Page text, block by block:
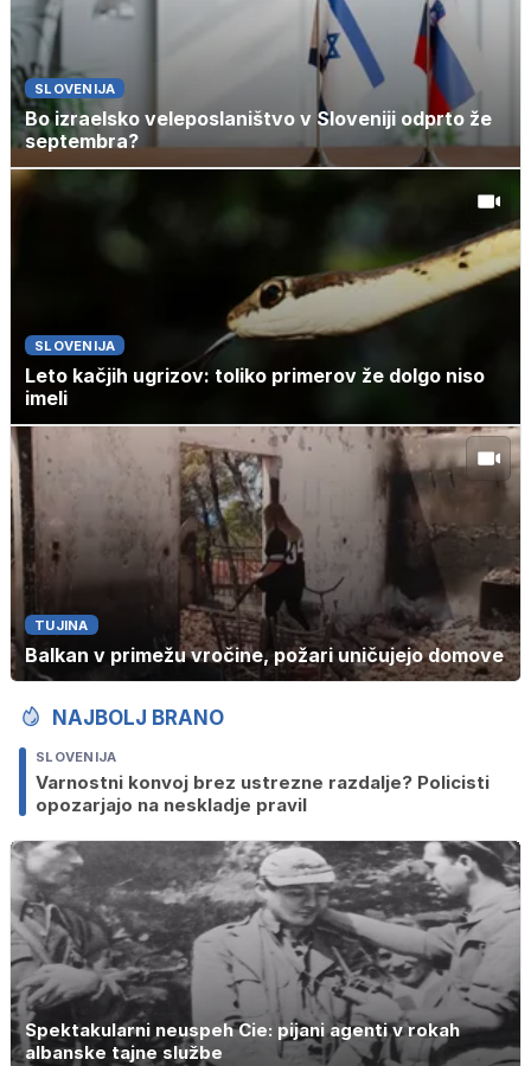
SLOVENIJA
Bo izraelsko veleposlaništvo v Sloveniji odprto že
septembra?
SLOVENIJA
Leto kačjih ugrizov: toliko primerov že dolgo niso
imeli
TUJINA
Balkan v primežu vročine, požari uničujejo domove
NAJBOLJ BRANO
SLOVENIJA
Varnostni konvoj brez ustrezne razdalje? Policisti
opozarjajo na neskladje pravil
Spektakularni neuspeh Cie: pijani agenti v rokah
albanske tajne službe